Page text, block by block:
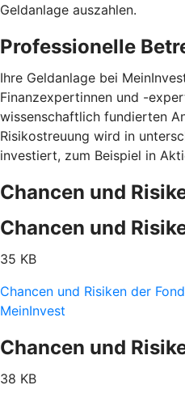
Geldanlage auszahlen.
Professionelle
Ihre Geldanlage bei
Finanzexpertinnen und -
wissenschaftlich fundierten
Risikostreuung wird in
investiert, zum Beispiel in
Chancen und
Chancen und
35 KB
Chancen und Risiken der
MeinInvest
Chancen und
38 KB